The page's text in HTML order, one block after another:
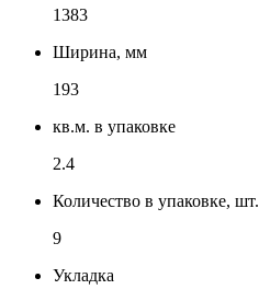
1383
Ширина, мм
193
кв.м. в упаковке
2.4
Количество в упаковке, шт.
9
Укладка